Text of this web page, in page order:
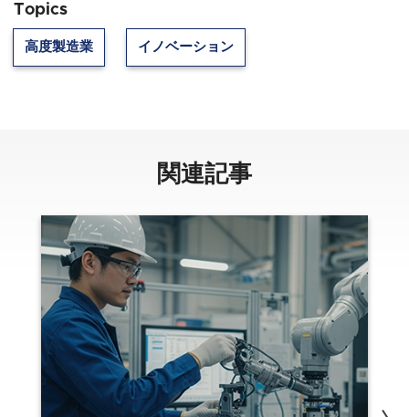
Topics
高度製造業 イノベーション
関連記事